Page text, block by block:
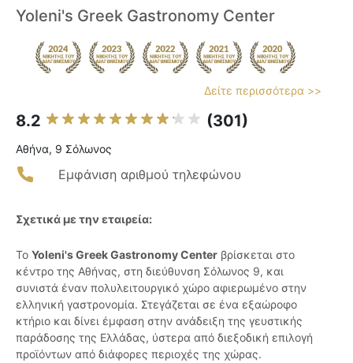
Yoleni's Greek Gastronomy Center
Δείτε περισσότερα >>
8.2 (301)
Αθήνα, 9 Σόλωνος
Εμφάνιση αριθμού τηλεφώνου
Σχετικά με την εταιρεία:
Το Yoleni's Greek Gastronomy Center βρίσκεται στο
κέντρο της Αθήνας, στη διεύθυνση Σόλωνος 9, και
συνιστά έναν πολυλειτουργικό χώρο αφιερωμένο στην
ελληνική γαστρονομία. Στεγάζεται σε ένα εξαώροφο
κτήριο και δίνει έμφαση στην ανάδειξη της γευστικής
παράδοσης της Ελλάδας, ύστερα από διεξοδική επιλογή
προϊόντων από διάφορες περιοχές της χώρας.